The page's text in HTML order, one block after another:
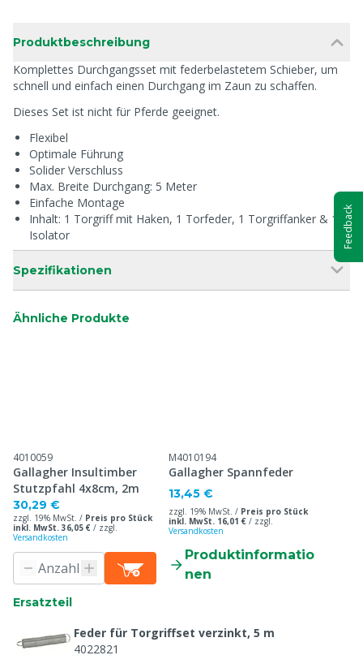
Produktbeschreibung
Komplettes Durchgangsset mit federbelastetem Schieber, um
schnell und einfach einen Durchgang im Zaun zu schaffen.
Dieses Set ist nicht für Pferde geeignet.
Flexibel
Optimale Führung
Solider Verschluss
Max. Breite Durchgang: 5 Meter
Einfache Montage
Inhalt: 1 Torgriff mit Haken, 1 Torfeder, 1 Torgriffanker & 1
Isolator
Spezifikationen
Ähnliche Produkte
4010059
Gallagher Insultimber
Stutzpfahl 4x8cm, 2m
30,29 €
zzgl. 19% MwSt. / Preis pro Stück
inkl. MwSt. 36,05 € / zzgl.
Versandkosten
M4010194
Gallagher Spannfeder
13,45 €
zzgl. 19% MwSt. / Preis pro Stück
inkl. MwSt. 16,01 € / zzgl.
Versandkosten
Produktinformatio
nen
Ersatzteil
Feder für Torgriffset verzinkt, 5 m
4022821
Feedback